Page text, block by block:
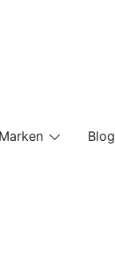
Marken Blog